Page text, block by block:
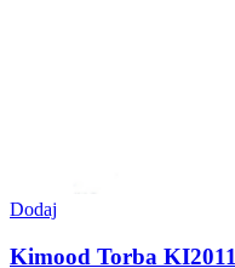
Dodaj
Kimood Torba KI2011